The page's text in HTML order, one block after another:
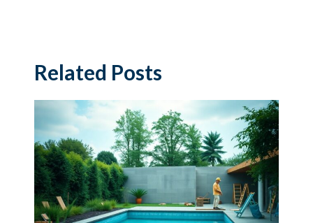
Related Posts